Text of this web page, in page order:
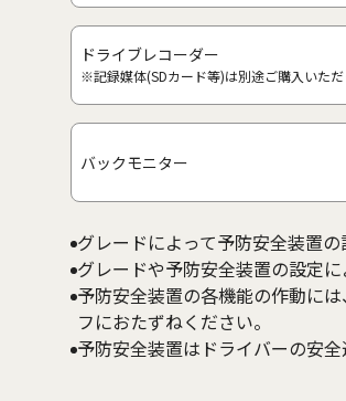
ドライブレコーダー
※記録媒体(SDカード等)は別途ご購入いた
バックモニター
グレードによって予防安全装置の
グレードや予防安全装置の設定
予防安全装置の各機能の作動に
フにおたずねください。
予防安全装置はドライバーの安